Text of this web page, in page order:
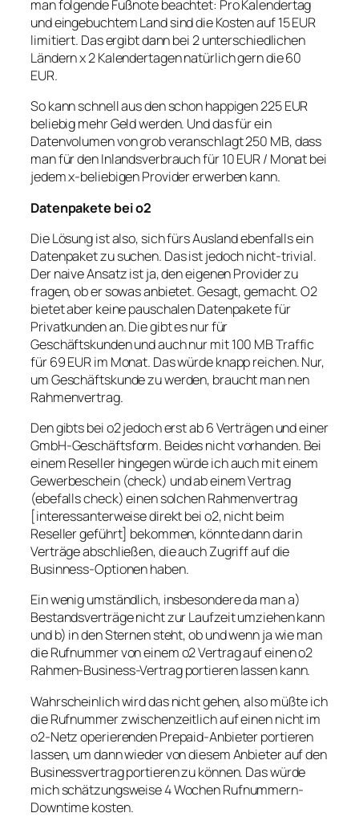
man folgende Fußnote beachtet: Pro Kalendertag
und eingebuchtem Land sind die Kosten auf 15 EUR
limitiert. Das ergibt dann bei 2 unterschiedlichen
Ländern x 2 Kalendertagen natürlich gern die 60
EUR.
So kann schnell aus den schon happigen 225 EUR
beliebig mehr Geld werden. Und das für ein
Datenvolumen von grob veranschlagt 250 MB, dass
man für den Inlandsverbrauch für 10 EUR / Monat bei
jedem x-beliebigen Provider erwerben kann.
Datenpakete bei o2
Die Lösung ist also, sich fürs Ausland ebenfalls ein
Datenpaket zu suchen. Das ist jedoch nicht-trivial.
Der naive Ansatz ist ja, den eigenen Provider zu
fragen, ob er sowas anbietet. Gesagt, gemacht. O2
bietet aber keine pauschalen Datenpakete für
Privatkunden an. Die gibt es nur für
Geschäftskunden und auch nur mit 100 MB Traffic
für 69 EUR im Monat. Das würde knapp reichen. Nur,
um Geschäftskunde zu werden, braucht man nen
Rahmenvertrag.
Den gibts bei o2 jedoch erst ab 6 Verträgen und einer
GmbH-Geschäftsform. Beides nicht vorhanden. Bei
einem Reseller hingegen würde ich auch mit einem
Gewerbeschein (check) und ab einem Vertrag
(ebefalls check) einen solchen Rahmenvertrag
[interessanterweise direkt bei o2, nicht beim
Reseller geführt] bekommen, könnte dann darin
Verträge abschließen, die auch Zugriff auf die
Businness-Optionen haben.
Ein wenig umständlich, insbesondere da man a)
Bestandsverträge nicht zur Laufzeit umziehen kann
und b) in den Sternen steht, ob und wenn ja wie man
die Rufnummer von einem o2 Vertrag auf einen o2
Rahmen-Business-Vertrag portieren lassen kann.
Wahrscheinlich wird das nicht gehen, also müßte ich
die Rufnummer zwischenzeitlich auf einen nicht im
o2-Netz operierenden Prepaid-Anbieter portieren
lassen, um dann wieder von diesem Anbieter auf den
Businessvertrag portieren zu können. Das würde
mich schätzungsweise 4 Wochen Rufnummern-
Downtime kosten.